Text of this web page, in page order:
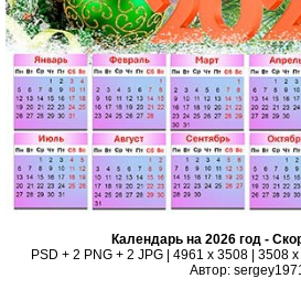
Календарь на 2026 год -
PSD + 2 PNG + 2 JPG | 4961 x 3508 | 3508
Автор: